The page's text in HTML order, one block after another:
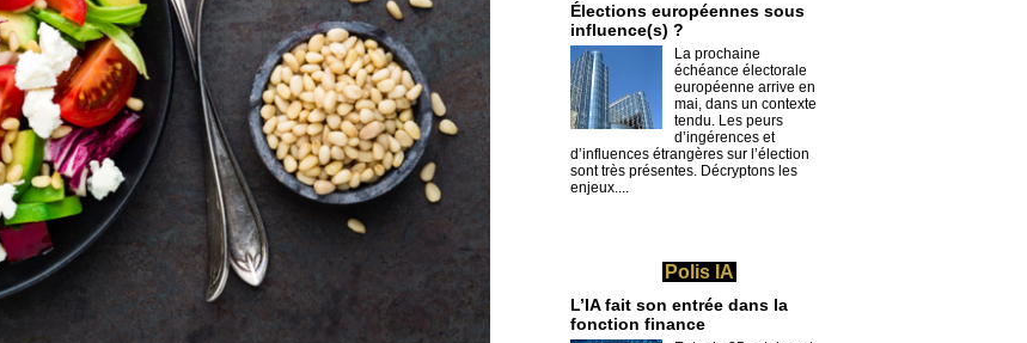
​Élections européennes sous
influence(s) ?
La prochaine
échéance électorale
européenne arrive en
mai, dans un contexte
tendu. Les peurs
d’ingérences et
d’influences étrangères sur l’élection
sont très présentes. Décryptons les
enjeux....
Polis IA
L’IA fait son entrée dans la
fonction finance